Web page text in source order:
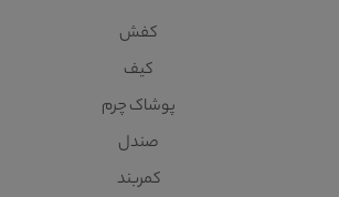
کفش
کیف
پوشاک چرم
صندل
کمربند